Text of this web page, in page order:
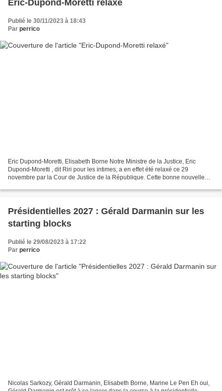
Eric-Dupond-Moretti relaxé
Publié le 30/11/2023 à 18:43
Par perrico
Eric Dupond-Moretti, Elisabeth Borne Notre Ministre de la Justice, Eric
Dupond-Moretti , dit Riri pour les intimes, a en effet été relaxé ce 29
novembre par la Cour de Justice de la République. Cette bonne nouvelle
Présidentielles 2027 : Gérald Darmanin sur les
starting blocks
Publié le 29/08/2023 à 17:22
Par perrico
Nicolas Sarkozy, Gérald Darmanin, Elisabeth Borne, Marine Le Pen Eh oui,